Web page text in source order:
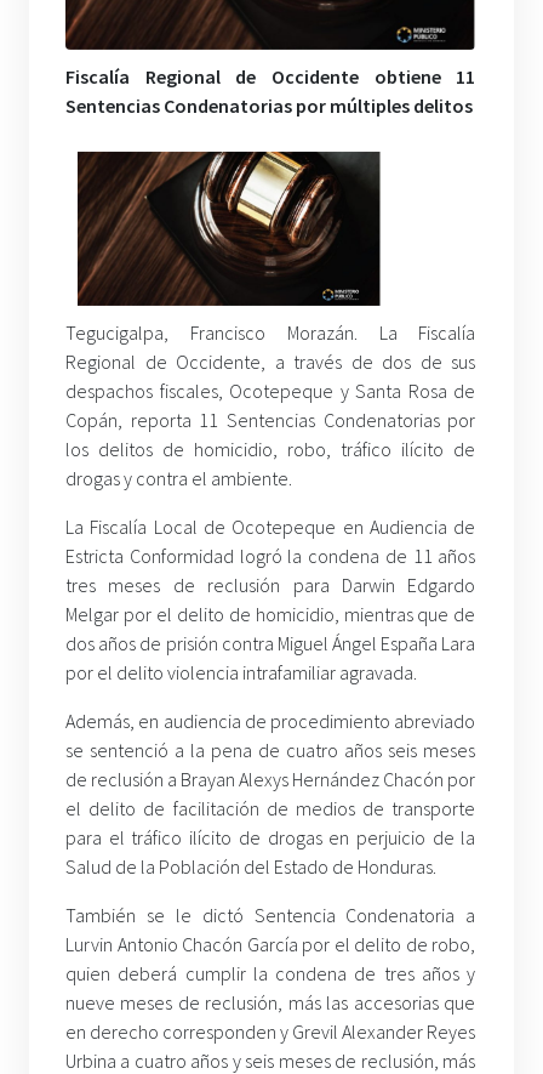
Fiscalía Regional de Occidente obtiene 11
Sentencias Condenatorias por múltiples delitos
Tegucigalpa, Francisco Morazán. La Fiscalía
Regional de Occidente, a través de dos de sus
despachos fiscales, Ocotepeque y Santa Rosa de
Copán, reporta 11 Sentencias Condenatorias por
los delitos de homicidio, robo, tráfico ilícito de
drogas y contra el ambiente.
La Fiscalía Local de Ocotepeque en Audiencia de
Estricta Conformidad logró la condena de 11 años
tres meses de reclusión para Darwin Edgardo
Melgar por el delito de homicidio, mientras que de
dos años de prisión contra Miguel Ángel España Lara
por el delito violencia intrafamiliar agravada.
Además, en audiencia de procedimiento abreviado
se sentenció a la pena de cuatro años seis meses
de reclusión a Brayan Alexys Hernández Chacón por
el delito de facilitación de medios de transporte
para el tráfico ilícito de drogas en perjuicio de la
Salud de la Población del Estado de Honduras.
También se le dictó Sentencia Condenatoria a
Lurvin Antonio Chacón García por el delito de robo,
quien deberá cumplir la condena de tres años y
nueve meses de reclusión, más las accesorias que
en derecho corresponden y Grevil Alexander Reyes
Urbina a cuatro años y seis meses de reclusión, más